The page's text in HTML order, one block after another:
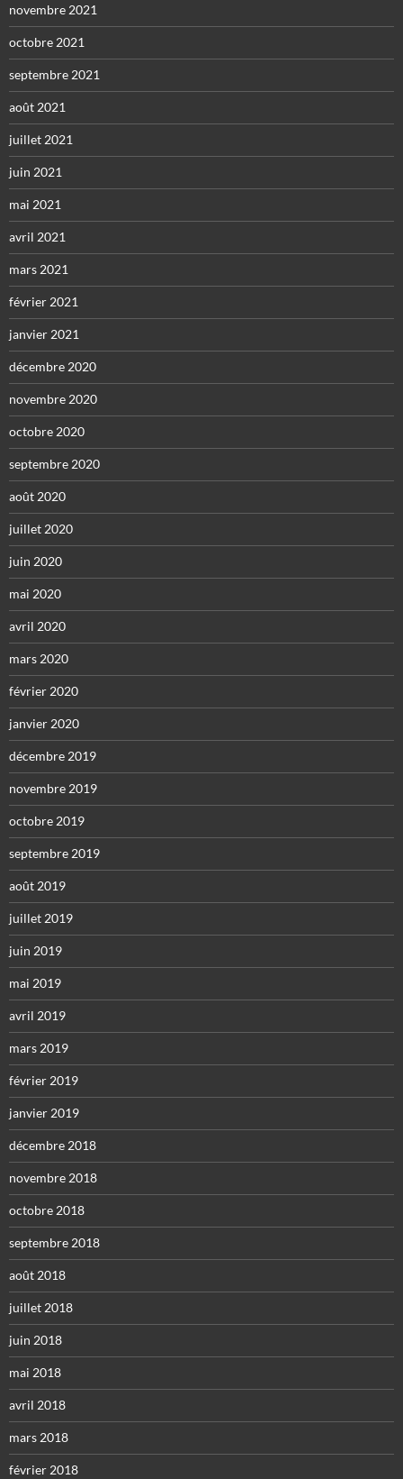
novembre 2021
octobre 2021
septembre 2021
août 2021
juillet 2021
juin 2021
mai 2021
avril 2021
mars 2021
février 2021
janvier 2021
décembre 2020
novembre 2020
octobre 2020
septembre 2020
août 2020
juillet 2020
juin 2020
mai 2020
avril 2020
mars 2020
février 2020
janvier 2020
décembre 2019
novembre 2019
octobre 2019
septembre 2019
août 2019
juillet 2019
juin 2019
mai 2019
avril 2019
mars 2019
février 2019
janvier 2019
décembre 2018
novembre 2018
octobre 2018
septembre 2018
août 2018
juillet 2018
juin 2018
mai 2018
avril 2018
mars 2018
février 2018